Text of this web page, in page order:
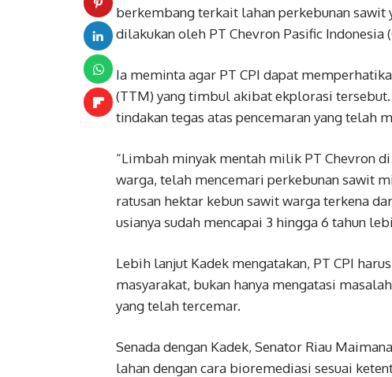
berkembang terkait lahan perkebunan
dilakukan oleh PT Chevron Pasific Indonesia
Ia meminta agar PT CPI dapat
(TTM) yang timbul akibat ekplorasi
tindakan tegas atas pencemaran yang telah
“Limbah minyak mentah milik PT Chevron
warga, telah mencemari perkebunan sawit
ratusan hektar kebun sawit warga terkena
usianya sudah mencapai 3 hingga 6 tahun
Lebih lanjut Kadek mengatakan, PT CPI
masyarakat, bukan hanya mengatasi
yang telah tercemar.
Senada dengan Kadek, Senator Riau
lahan dengan cara bioremediasi sesuai